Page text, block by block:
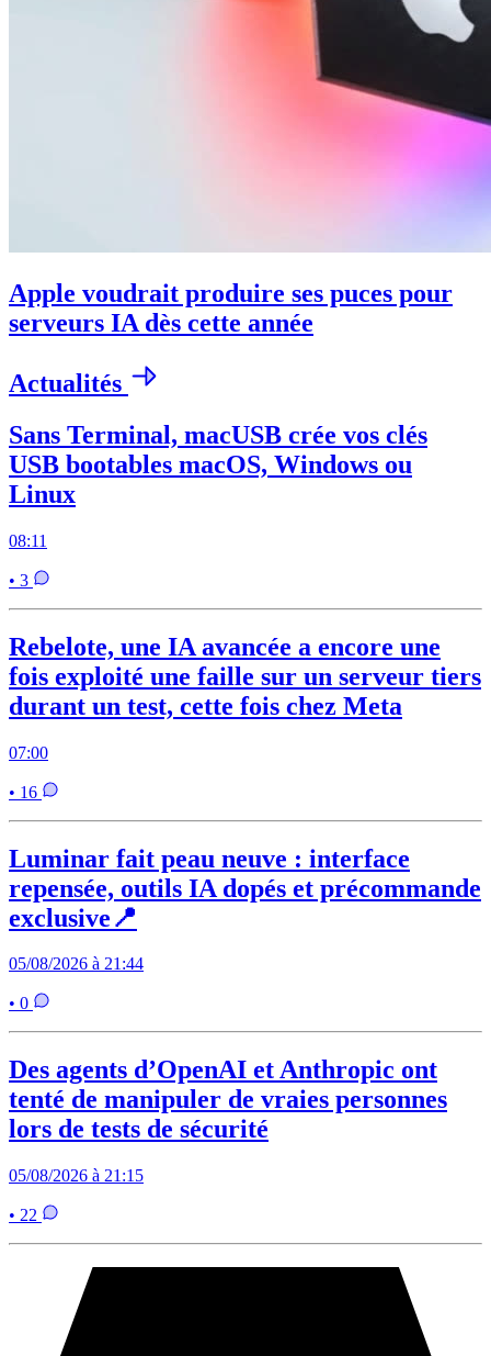
Apple voudrait produire ses puces pour
serveurs IA dès cette année
Actualités
Sans Terminal, macUSB crée vos clés
USB bootables macOS, Windows ou
Linux
08:11
• 3
Rebelote, une IA avancée a encore une
fois exploité une faille sur un serveur tiers
durant un test, cette fois chez Meta
07:00
• 16
Luminar fait peau neuve : interface
repensée, outils IA dopés et précommande
exclusive📍
05/08/2026 à 21:44
• 0
Des agents d’OpenAI et Anthropic ont
tenté de manipuler de vraies personnes
lors de tests de sécurité
05/08/2026 à 21:15
• 22